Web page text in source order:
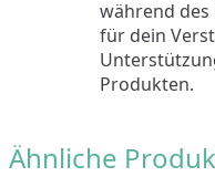
während des
für dein
Produkten.
Ähnliche